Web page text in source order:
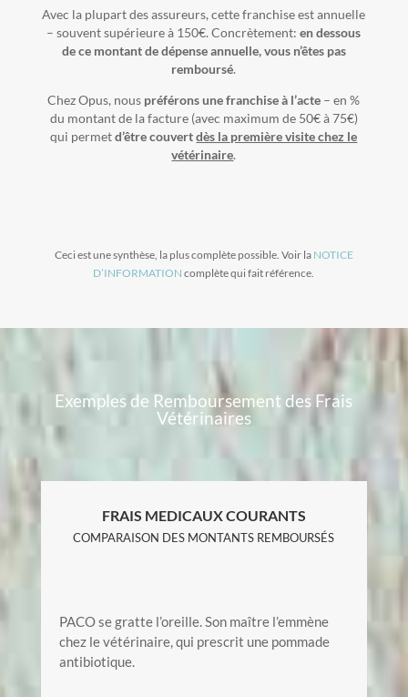
Avec la plupart des assureurs, cette franchise est annuelle
– souvent supérieure à 150€. Concrètement:en dessous
de ce montant de dépense annuelle, vous n’êtes pas
remboursé.
Chez Opus, nous préférons une franchise à l’acte – en %
du montant de la facture (avec maximum de 50€ à 75€)
qui permetd’être couvertdès la première visite chez le
vétérinaire.
Ceci est une synthèse, la plus complète possible. Voir la NOTICE
D’INFORMATION complète qui fait référence.
Exemples de Remboursement des Frais
Vétérinaires
FRAIS MEDICAUX COURANTS
COMPARAISON DES MONTANTS REMBOURSÉS
PACO se gratte l’oreille. Son maître l’emmène
chez le vétérinaire, qui prescrit une pommade
antibiotique.